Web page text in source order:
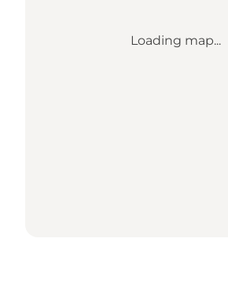
Loading map...